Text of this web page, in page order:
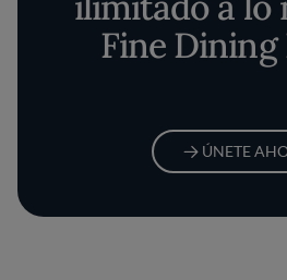
Fine Dining
ÚNETE